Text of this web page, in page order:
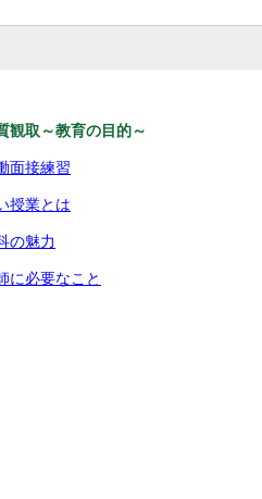
観取～教育の目的～
面接練習
授業とは
の魅力
に必要なこと